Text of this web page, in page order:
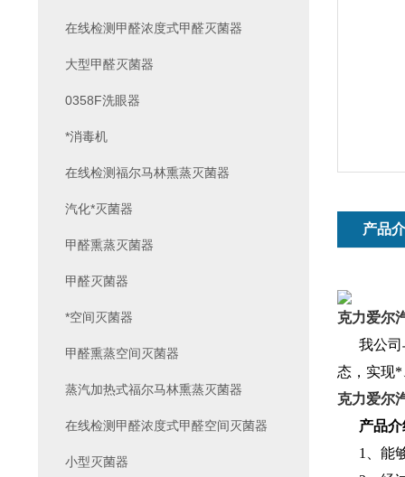
产品
克力爱尔
我公司
态，实现
克力爱尔
产品介
1、能
在线检测甲醛浓度式甲醛灭菌器
大型甲醛灭菌器
0358F洗眼器
*消毒机
在线检测福尔马林熏蒸灭菌器
汽化*灭菌器
甲醛熏蒸灭菌器
甲醛灭菌器
*空间灭菌器
甲醛熏蒸空间灭菌器
蒸汽加热式福尔马林熏蒸灭菌器
在线检测甲醛浓度式甲醛空间灭菌器
小型灭菌器